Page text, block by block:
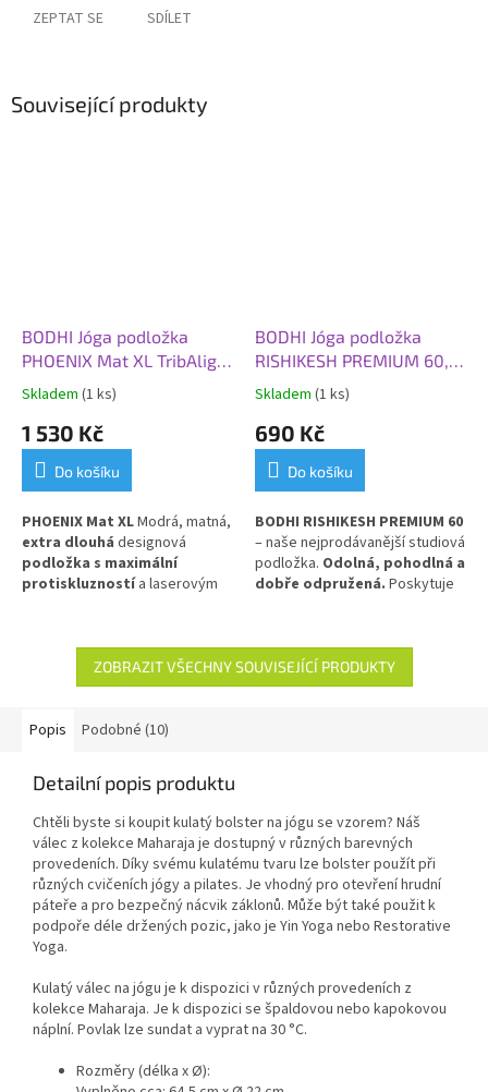
ZEPTAT SE SDÍLET
Související produkty
BODHI Jóga podložka
PHOENIX Mat XL TribAlign,
200 x 66 x 0,4 cm, modrá
Skladem (1 ks)
1 530 Kč
Do košíku
PHOENIX Mat XLModrá, matná,
extra dlouhá designová
podložka s maximální
protiskluznostía laserovým
povlakem.
BODHI Jóga podložka
RISHIKESH PREMIUM 60,
183x60x0,45 cm,
akvamarín
Skladem (1 ks)
690 Kč
Do košíku
BODHI RISHIKESH PREMIUM 60
– naše nejprodávanější studiová
podložka. Odolná, pohodlná a
dobře odpružená. Poskytuje
cvičení.Vyrobena v Německu
PVC pro dlouhou životnost a
snadnou údržbu.
ZOBRAZIT VŠECHNY SOUVISEJÍCÍ PRODUKTY
Popis Podobné (10)
Detailní popis produktu
Chtěli byste si koupit kulatý bolster na jógu se vzorem? Náš
válec z kolekce Maharaja je dostupný v různých barevných
provedeních. Díky svému kulatému tvaru lze bolster použít při
různých cvičeních jógy a pilates. Je vhodný pro otevření hrudní
páteře a pro bezpečný nácvik záklonů. Může být také použit k
podpoře déle držených pozic, jako je Yin Yoga nebo Restorative
Yoga.
Kulatý válec na jógu je k dispozici v různých provedeních z
kolekce Maharaja. Je k dispozici se špaldovou nebo kapokovou
náplní. Povlak lze sundat a vyprat na 30 °C.
Rozměry (délka x Ø):